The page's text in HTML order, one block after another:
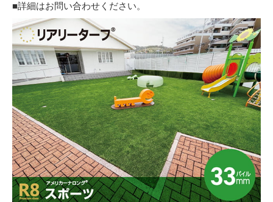
■詳細はお問い合わせください。